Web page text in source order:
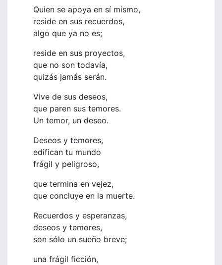
Quien se apoya en sí mismo,
reside en sus recuerdos,
algo que ya no es;
reside en sus proyectos,
que no son todavía,
quizás jamás serán.
Vive de sus deseos,
que paren sus temores.
Un temor, un deseo.
Deseos y temores,
edifican tu mundo
frágil y peligroso,
que termina en vejez,
que concluye en la muerte.
Recuerdos y esperanzas,
deseos y temores,
son sólo un sueño breve;
una frágil ficción,